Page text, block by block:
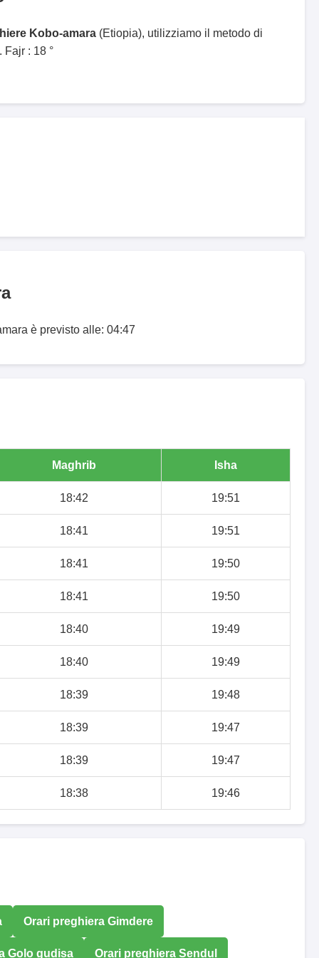
Kobo-amara (Etiopia), utilizziamo il metodo di
: 18 °
è previsto alle: 04:47
Maghrib Isha
18:42 19:51
18:41 19:51
18:41 19:50
18:41 19:50
18:40 19:49
18:40 19:49
18:39 19:48
18:39 19:47
18:39 19:47
18:38 19:46
Orari preghiera Gimdere
Golo gudisa Orari preghiera Sendul